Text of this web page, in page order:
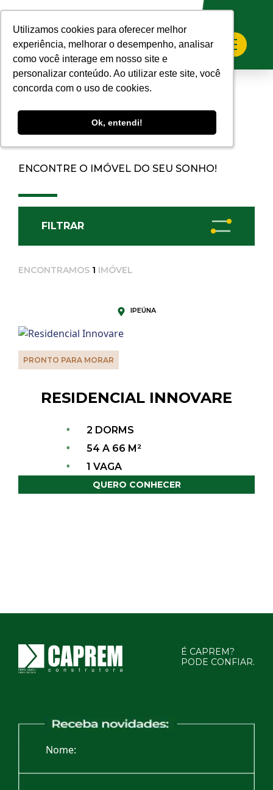
Utilizamos cookies para oferecer melhor
experiência, melhorar o desempenho, analisar
como você interage em nosso site e
personalizar conteúdo. Ao utilizar este site, você
concorda com o uso de cookies.
Ok, entendi!
Utilizamos cookies para oferecer melhor
experiência, melhorar o desempenho, analisar
como você interage em nosso site e
personalizar conteúdo. Ao utilizar este site, você
concorda com o uso de cookies.
Ok, entendi!
IMÓVEIS RESIDENCIAIS
ENCONTRE O IMÓVEL DO SEU SONHO!
FILTRAR
ENCONTRAMOS 1 IMÓVEL
IPEÚNA
PRONTO PARA MORAR
RESIDENCIAL INNOVARE
• 2 DORMS
• 54 A 66 M²
• 1 VAGA
QUERO CONHECER
É CAPREM?
PODE CONFIAR.